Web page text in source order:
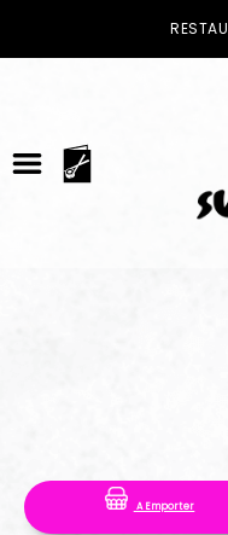
NOTRE RESTAURANT
A Emporter